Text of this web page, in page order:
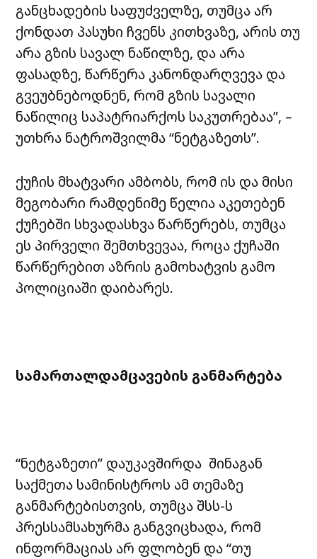
განცხადების საფუძველზე, თუმცა არ
ქონდათ პასუხი ჩვენს კითხვაზე, არის თუ
არა გზის სავალ ნაწილზე, და არა
ფასადზე, წარწერა კანონდარღვევა და
გვეუბნებოდნენ, რომ გზის სავალი
ნაწილიც საპატრიარქოს საკუთრებაა”, –
უთხრა ნატროშვილმა “ნეტგაზეთს”.
ქუჩის მხატვარი ამბობს, რომ ის და მისი
მეგობარი რამდენიმე წელია აკეთებენ
ქუჩებში სხვადასხვა წარწერებს, თუმცა
ეს პირველი შემთხვევაა, როცა ქუჩაში
წარწერებით აზრის გამოხატვის გამო
პოლიციაში დაიბარეს.
სამართალდამცავების განმარტება
“ნეტგაზეთი” დაუკავშირდა შინაგან
საქმეთა სამინისტროს ამ თემაზე
განმარტებისთვის, თუმცა შსს-ს
პრესსამსახურმა განგვიცხადა, რომ
ინფორმაციას არ ფლობენ და “თუ